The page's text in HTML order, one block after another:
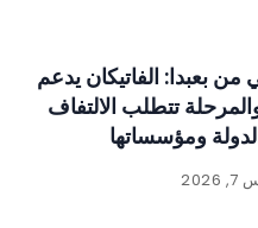
من بعبدا: الفاتيكان يدعم
تتطلب الالتفاف
ومؤسساتها